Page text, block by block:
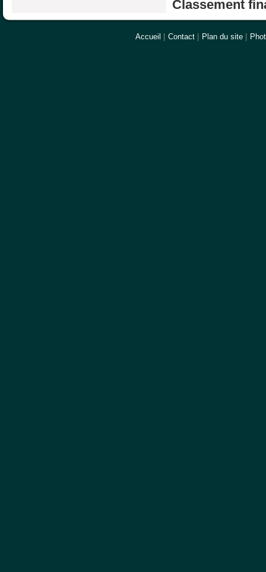
Classement
Accueil | Contact | Plan du site |